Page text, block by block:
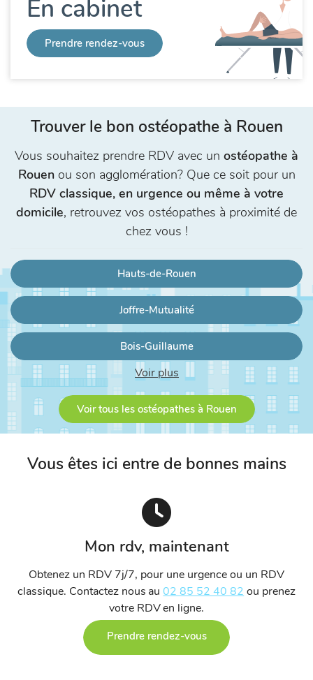
En cabinet
Prendre rendez-vous
Trouver le bon ostéopathe à Rouen
Vous souhaitez prendre RDV avec un ostéopathe à
Rouen ou son agglomération? Que ce soit pour un
RDV classique, en urgence ou même à votre
domicile, retrouvez vos ostéopathes à proximité de
chez vous !
Hauts-de-Rouen
Joffre-Mutualité
Bois-Guillaume
Feuquières 60
Sotteville-lès-Rouen
Rouen
Voir plus
Voir tous les ostéopathes à Rouen
Vous êtes ici entre de bonnes mains
Mon rdv, maintenant
Obtenez un RDV 7j/7, pour une urgence ou un RDV
classique. Contactez nous au 02 85 52 40 82 ou prenez
votre RDV en ligne.
Prendre rendez-vous